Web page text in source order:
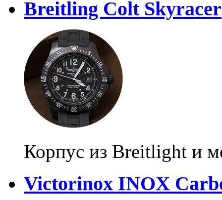
Breitling Colt Skyracer
Корпус из Breitlight и
Victorinox INOX